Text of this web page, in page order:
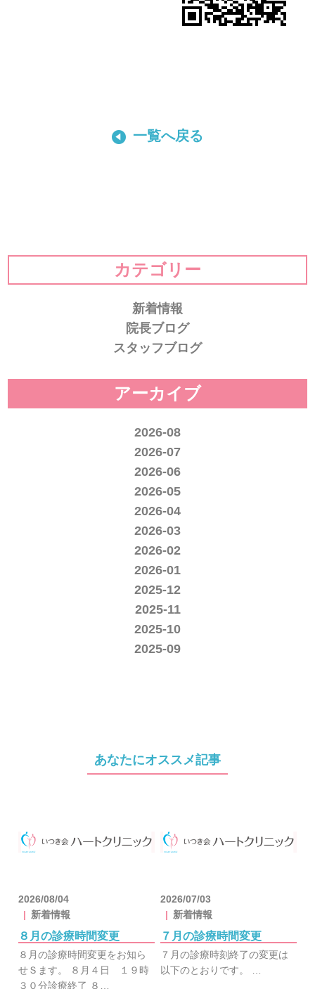
一覧へ戻る
カテゴリー
新着情報
院長ブログ
スタッフブログ
アーカイブ
2026-08
2026-07
2026-06
2026-05
2026-04
2026-03
2026-02
2026-01
2025-12
2025-11
2025-10
2025-09
あなたにオススメ記事
2026/08/04
新着情報
８月の診療時間変更
８月の診療時間変更をお知ら
せＳます。 ８月４日 １９時
３０分診療終了 ８…
2026/07/03
新着情報
７月の診療時間変更
７月の診療時刻終了の変更は
以下のとおりです。 …